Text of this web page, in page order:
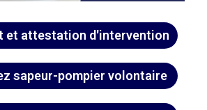
et attestation d'intervention
sapeur-pompier volontaire